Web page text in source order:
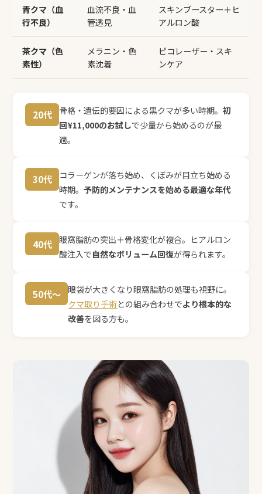
青クマ（血
行不良）
血流不良・血
管透見
スキンブースター＋ヒ
アルロン酸
茶クマ（色
素性）
メラニン・色
素沈着
ピコレーザー・スキ
ンケア
20代 骨格・遺伝的要因による黒クマが多い時期。初
回¥11,000のお試しで少量から始めるのが最
適。
30代
コラーゲンが落ち始め、くぼみが目立ち始める
時期。予防的メンテナンスを始める最適な年代
です。
40代
眼窩脂肪の突出＋骨格変化が複合。ヒアルロン
酸注入で自然なボリューム回復が得られます。
50代〜
眼袋が大きくなり眼窩脂肪の処理も視野に。
クマ取り手術との組み合わせでより根本的な
改善を図る方も。